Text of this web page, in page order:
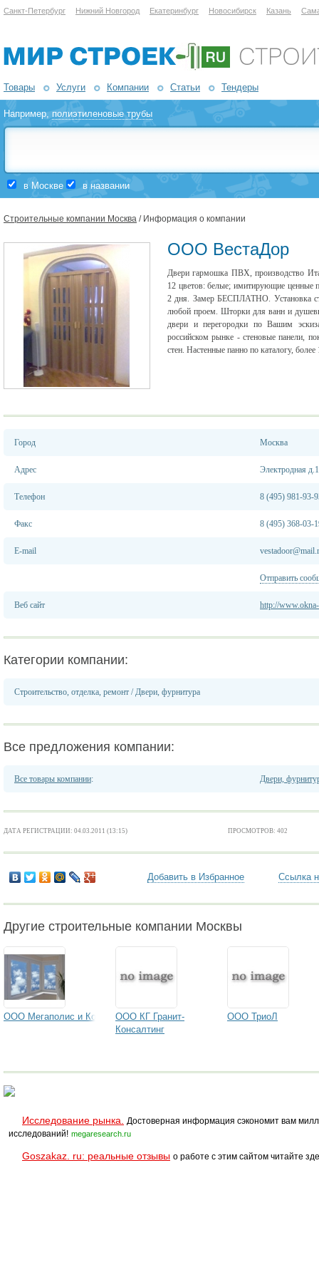
Санкт-Петербург Нижний Новгород Екатеринбург Новосибирск Казань
Товары Услуги Компании Статьи Тендеры
Например,полиэтиленовые трубы
в Москве в названии
Строительные компании Москва / Информация о компании
ООО ВестаДор
Двери гармошка ПВХ, производство
12 цветов: белые; имитирующие ценные
2 дня. Замер БЕСПЛАТНО. Установка
любой проем. Шторки для ванн и
двери и перегородки по Вашим
российском рынке - стеновые панели,
стен. Настенные панно по каталогу,
Город Москва
Адрес Электродная
Телефон 8 (495) 981-93-
Факс 8 (495) 368-03-
E-mail
Отправить
Веб сайт http://
Категории компании:
Строительство, отделка, ремонт /Двери, фурнитура
Все предложения компании:
Все товары компании: Двери,
ДАТА РЕГИСТРАЦИИ: 04.03.2011 (13:15) ПРОСМОТРОВ: 402
Добавить в Избранное Ссылка
Другие строительные компании Москвы
ООО Мегаполис и Ко
ООО КГ Гранит-
Консалтинг
ООО ТриоЛ
Исследование рынка.
Достоверная информация сэкономит вам
исследований! megaresearch.ru
Goszakaz. ru: реальные отзывы о работе с этим сайтом читайте